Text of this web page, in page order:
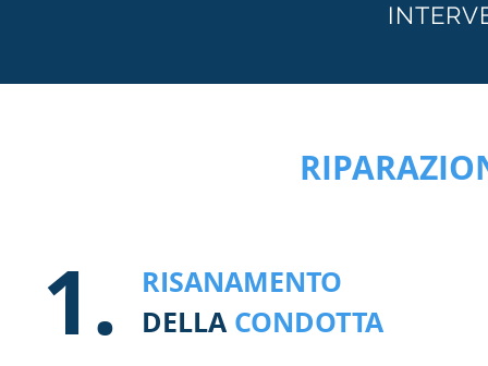
1.
RISANAMENTO
DELLA CONDOTTA